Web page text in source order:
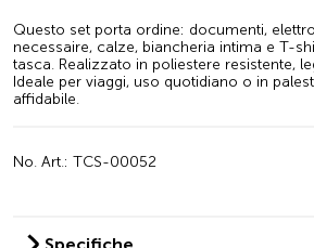
Questo set porta ordine: documenti,
necessaire, calze, biancheria intima e T-
tasca. Realizzato in poliestere resistente,
Ideale per viaggi, uso quotidiano o in
affidabile.
No. Art.: TCS-00052